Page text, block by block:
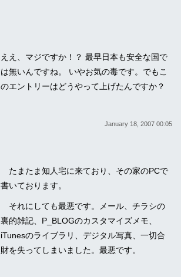
ええ、マジですか！？ 最早日本も安全な国で
は無いんですね。 いやお気の毒です。でもこ
のエントリーはどうやって上げたんですか？
January 18, 2007 00:05
たまたま知人宅に来ており、その家のPCで
書いております。
それにしても最悪です。メール、チラシの
裏的雑記、P_BLOGのカスタマイズメモ、
iTunesのライブラリ、デジタル写真、一切合
財を失ってしまいました。最悪です。